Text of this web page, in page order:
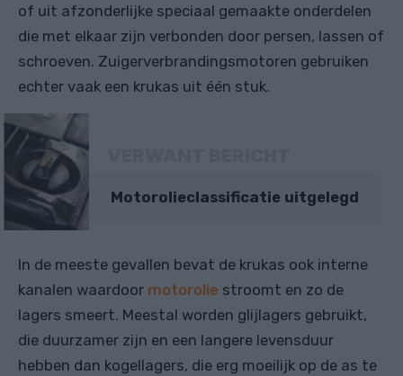
of uit afzonderlijke speciaal gemaakte onderdelen
die met elkaar zijn verbonden door persen, lassen of
schroeven. Zuigerverbrandingsmotoren gebruiken
echter vaak een krukas uit één stuk.
Motorolieclassificatie uitgelegd
In de meeste gevallen bevat de krukas ook interne
kanalen waardoor motorolie stroomt en zo de
lagers smeert. Meestal worden glijlagers gebruikt,
die duurzamer zijn en een langere levensduur
hebben dan kogellagers, die erg moeilijk op de as te